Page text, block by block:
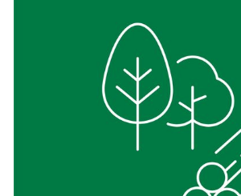
Skip to main content